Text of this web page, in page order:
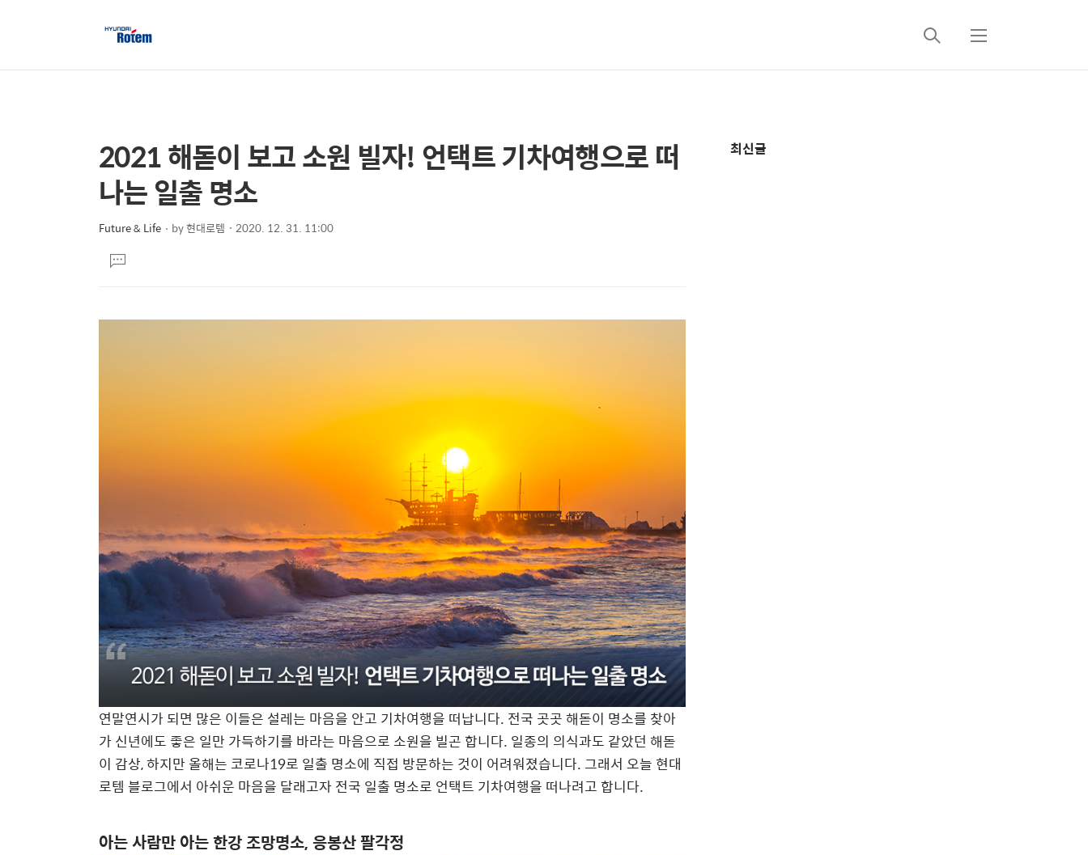
검
메
상
세
컨
텐
본
문
제
2021 해돋이 보고 소원 빌자! 언택트 기차여행으로 떠
나는 일출 명소
Future & Life by현대로템 2020. 12. 31. 11:00
문댓
글
연말연시가 되면 많은 이들은 설레는 마음을 안고 기차여행을 떠납니다. 전국 곳곳 해돋이 명소를 찾아
가 신년에도 좋은 일만 가득하기를 바라는 마음으로 소원을 빌곤 합니다. 일종의 의식과도 같았던 해돋
이 감상, 하지만 올해는 코로나19로 일출 명소에 직접 방문하는 것이 어려워졌습니다. 그래서 오늘 현대
로템 블로그에서 아쉬운 마음을 달래고자 전국 일출 명소로 언택트 기차여행을 떠나려고 합니다.
아는 사람만 아는 한강 조망명소, 응봉산 팔각정
추
최신글